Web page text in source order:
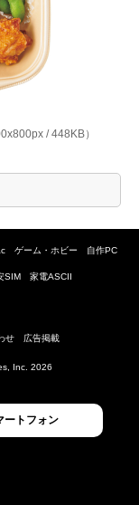
/ 448KB）
ゲーム・ホビー 自作PC
SIM 家電ASCII
せ 広告掲載
Inc. 2026
ートフォン